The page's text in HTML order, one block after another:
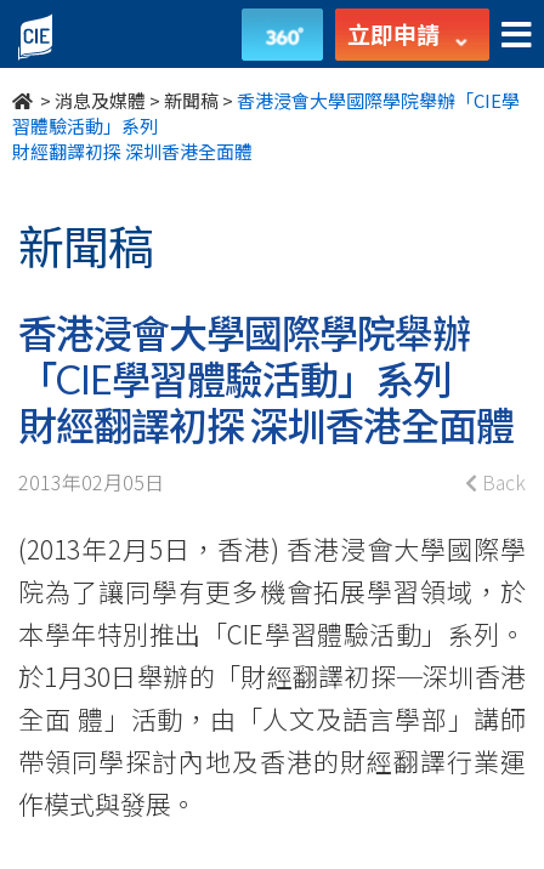
香
港
浸
大
學
國
學
院
舉
辦
「CIE
學
習
體
立即申請
>消息及媒體 >新聞稿>香港浸會大學國際學院舉辦「CIE學
習體驗活動」系列
財經翻譯初探 深圳香港全面體
新聞稿
香港浸會大學國際學院舉辦
「CIE學習體驗活動」系列
財經翻譯初探 深圳香港全面體
2013年02月05日 Back
(2013年2月5日，香港) 香港浸會大學國際學
院為了讓同學有更多機會拓展學習領域，於
本學年特別推出「CIE學習體驗活動」系列。
於1月30日舉辦的「財經翻譯初探─深圳香港
全面 體」活動，由「人文及語言學部」講師
帶領同學探討內地及香港的財經翻譯行業運
作模式與發展。